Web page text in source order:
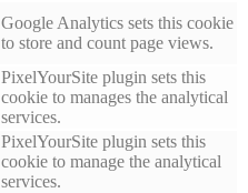
Google Analytics sets this cookie
to store and count page views.
PixelYourSite plugin sets this
cookie to manages the analytical
services.
PixelYourSite plugin sets this
cookie to manage the analytical
services.